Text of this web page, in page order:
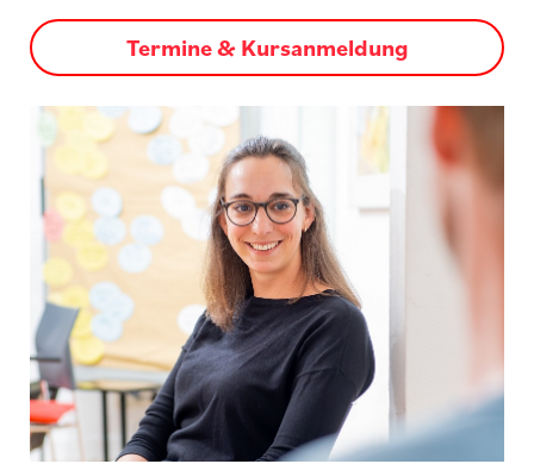
Termine & Kursanmeldung